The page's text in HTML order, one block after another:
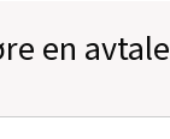
en avtale